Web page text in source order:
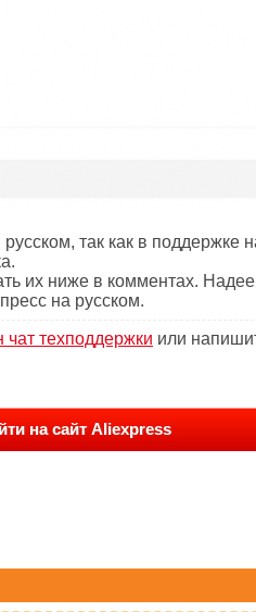
так как в поддержке
их ниже в комментах.
на русском.
чат техподдержки или
на сайт Aliexpress